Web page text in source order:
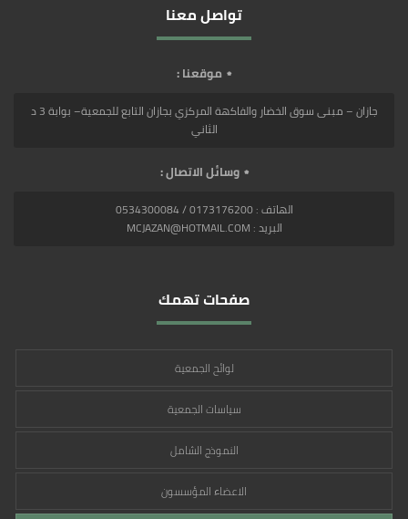
تواصل معنا
موقعنا :
جازان – مبنى سوق الخضار والفاكهة المركزي بجازان التابع للجمعية– بوابة 3 د
الثاني
وسائل الاتصال :
الهاتف : 0173176200 / 0534300084
البريد : MCJAZAN@HOTMAIL.COM
صفحات تهمك
لوائح الجمعية
سياسات الجمعية
النموذج الشامل
الاعضاء المؤسسون